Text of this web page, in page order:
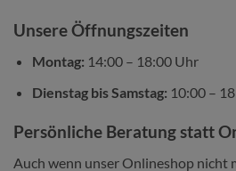
Unsere Öffnungszeiten
Montag: 14:00 – 18:00 Uhr
Dienstag bis Samstag: 10:00 –
Persönliche Beratung statt
Auch wenn unser Onlineshop nicht